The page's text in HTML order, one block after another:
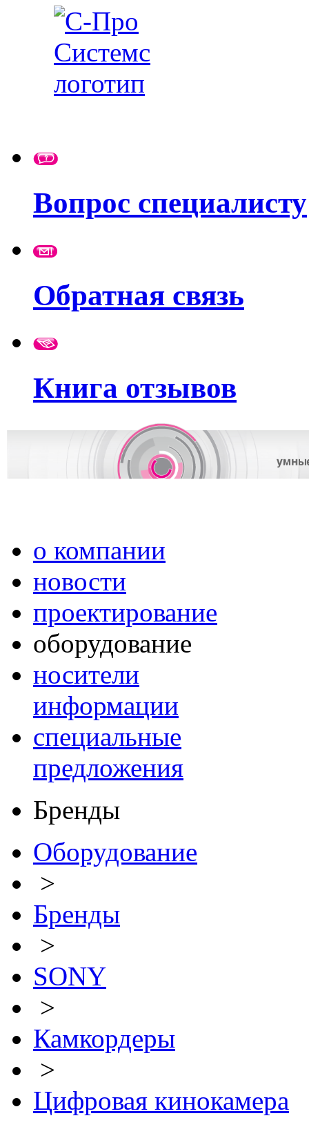
Вопрос специалисту
Обратная связь
Книга отзывов
о компании
новости
проектирование
оборудование
носители
информации
специальные
предложения
Бренды
Оборудование
>
Бренды
>
SONY
>
Камкордеры
>
Цифровая кинокамера